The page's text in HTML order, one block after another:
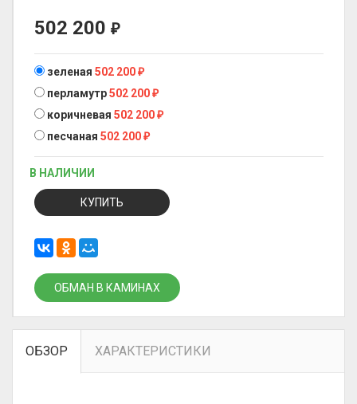
502 200 ₽
зеленая 502 200₽
перламутр502 200₽
коричневая 502 200₽
песчаная 502 200₽
В НАЛИЧИИ
КУПИТЬ
ОБМАН В КАМИНАХ
ОБЗОР ХАРАКТЕРИСТИКИ